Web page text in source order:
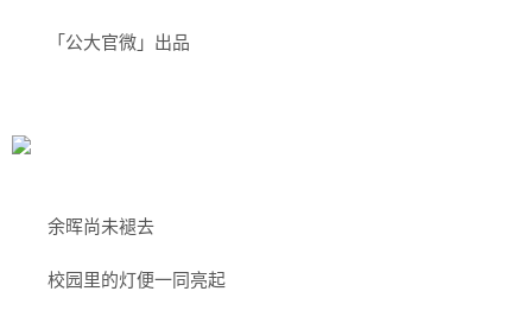
「公大官微」出品
余晖尚未褪去
校园里的灯便一同亮起